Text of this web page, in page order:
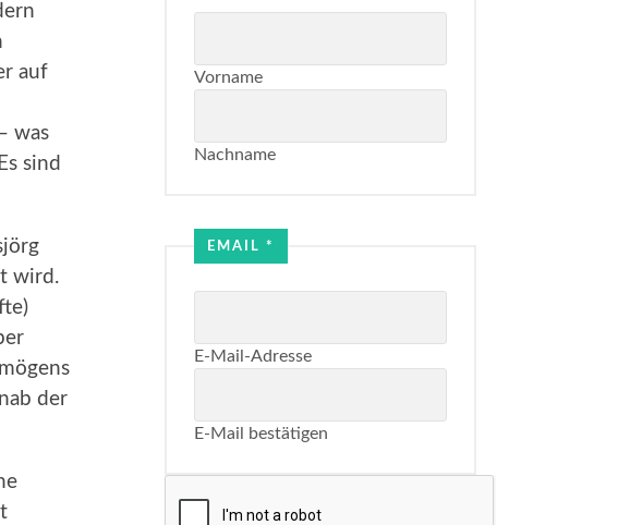
auf
was
sind
wird.
der
Vorname
Nachname
EMAIL *
E-Mail-Adresse
E-Mail bestätigen